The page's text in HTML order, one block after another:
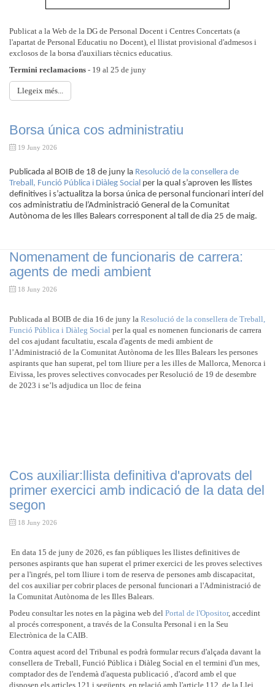
Publicat a la Web de la DG de Personal Docent i Centres Concertats (a
l'apartat de Personal Educatiu no Docent), el llistat provisional d'admesos i
exclosos de la borsa d'auxiliars tècnics educatius.
Termini reclamacions - 19 al 25 de juny
Llegeix més...
Borsa única cos administratiu
19 Juny 2026
Publicada al BOIB de 18 de juny la Resolució de la consellera de
Treball, Funció Pública i Diàleg Social per la qual s’aproven les llistes
definitives i s’actualitza la borsa única de personal funcionari interí del
cos administratiu de l’Administració General de la Comunitat
Autònoma de les Illes Balears corresponent al tall de dia 25 de maig.
Nomenament de funcionaris de carrera:
agents de medi ambient
18 Juny 2026
Publicada al BOIB de dia 16 de juny la Resolució de la consellera de Treball,
Funció Pública i Diàleg Social per la qual es nomenen funcionaris de carrera
del cos ajudant facultatiu, escala d'agents de medi ambient de
l’Administració de la Comunitat Autònoma de les Illes Balears les persones
aspirants que han superat, pel torn lliure per a les illes de Mallorca, Menorca i
Eivissa, les proves selectives convocades per Resolució de 19 de desembre
de 2023 i se’ls adjudica un lloc de feina
Cos auxiliar:llista definitiva d'aprovats del
primer exercici amb indicació de la data del
segon
18 Juny 2026
En data 15 de juny de 2026, es fan públiques les llistes definitives de
persones aspirants que han superat el primer exercici de les proves selectives
per a l'ingrés, pel torn lliure i torn de reserva de persones amb discapacitat,
del cos auxiliar per cobrir places de personal funcionari a l'Administració de
la Comunitat Autònoma de les Illes Balears.
Podeu consultar les notes en la pàgina web del Portal de l'Opositor, accedint
al procés corresponent, a través de la Consulta Personal i en la Seu
Electrònica de la CAIB.
Contra aquest acord del Tribunal es podrà formular recurs d'alçada davant la
consellera de Treball, Funció Pública i Diàleg Social en el termini d'un mes,
comptador des de l'endemà d'aquesta publicació , d'acord amb el que
disposen els articles 121 i següents, en relació amb l'article 112, de la Llei